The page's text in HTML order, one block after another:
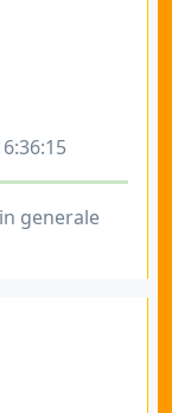
generale